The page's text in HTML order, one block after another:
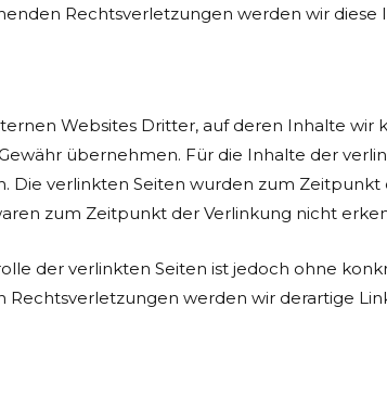
Rechtsverletzungen werden wir
Websites Dritter, auf deren Inhalte wir
übernehmen. Für die Inhalte der
Die verlinkten Seiten wurden zum
zum Zeitpunkt der Verlinkung nicht
der verlinkten Seiten ist jedoch ohne
werden wir derartige